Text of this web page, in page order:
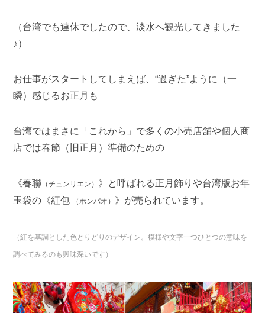
（台湾でも連休でしたので、淡水へ観光してきました
♪）
お仕事がスタートしてしまえば、“過ぎた”ように（一
瞬）感じるお正月も
台湾ではまさに「これから」で多くの小売店舗や個人商
店では春節（旧正月）準備のための
《春聯 （チュンリエン） 》と呼ばれる正月飾りや台湾版お年
玉袋の《紅包
（ホンパオ） 》が売られています。
（紅を基調とした色とりどりのデザイン。模様や文字一つひとつの意味を
調べてみるのも興味深いです ）